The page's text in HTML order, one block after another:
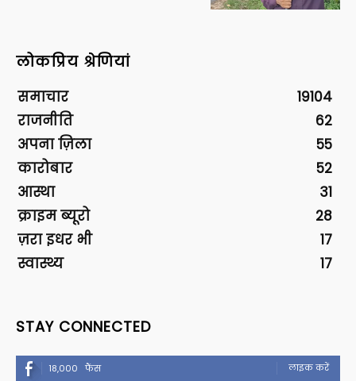
लोकप्रिय श्रेणियां
समाचार
19104
राजनीति
62
अपना ज़िला
55
कारोबार
52
आस्था
31
क्राइम ब्यूरो
28
ज़रा इधर भी
17
स्वास्थ्य
17
STAY CONNECTED
18,000 फैंस लाइक करें